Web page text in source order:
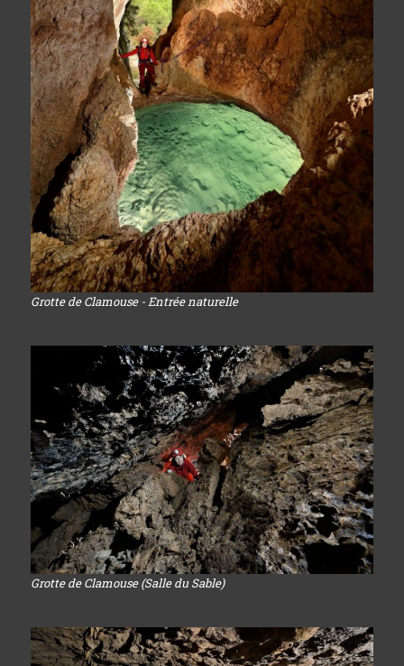
Grotte de Clamouse - Entrée naturelle
Grotte de Clamouse (Salle du Sable)